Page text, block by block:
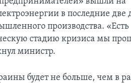
в последние две
производства. «Есть
стадию кризиса мы
министр.
будет не больше, чем в